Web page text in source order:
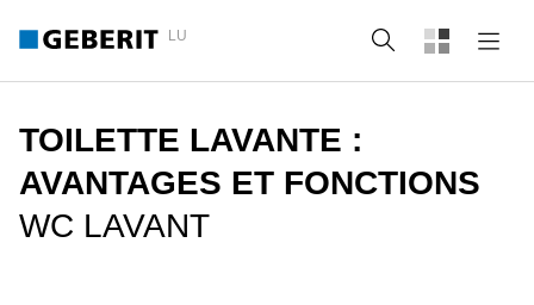
LU Recherche
TOILETTE LAVANTE :
AVANTAGES ET FONCTIONS
WC LAVANT